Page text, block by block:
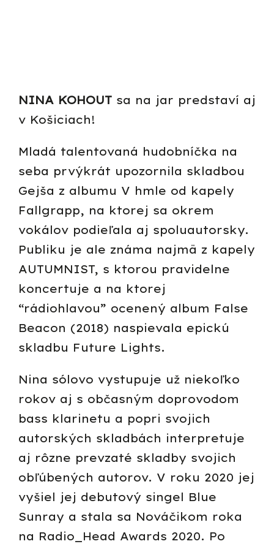
NINA KOHOUT sa na jar predstaví aj
v Košiciach!
Mladá talentovaná hudobníčka na
seba prvýkrát upozornila skladbou
Gejša z albumu V hmle od kapely
Fallgrapp, na ktorej sa okrem
vokálov podieľala aj spoluautorsky.
Publiku je ale známa najmä z kapely
AUTUMNIST, s ktorou pravidelne
koncertuje a na ktorej
“rádiohlavou” ocenený album False
Beacon (2018) naspievala epickú
skladbu Future Lights.
Nina sólovo vystupuje už niekoľko
rokov aj s občasným doprovodom
bass klarinetu a popri svojich
autorských skladbách interpretuje
aj rôzne prevzaté skladby svojich
obľúbených autorov. V roku 2020 jej
vyšiel jej debutový singel Blue
Sunray a stala sa Nováčikom roka
na Radio_Head Awards 2020. Po